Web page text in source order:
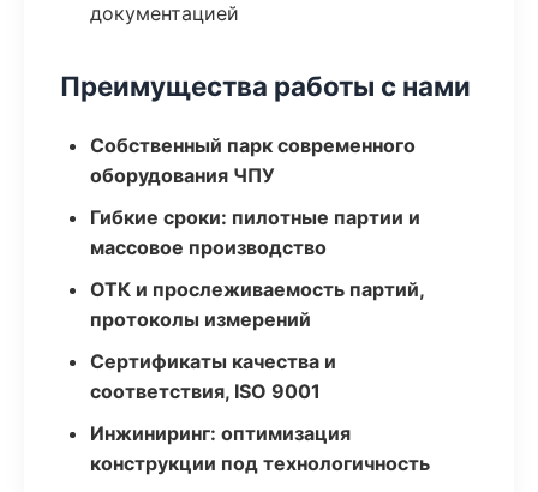
документацией
Преимущества работы с нами
Собственный парк современного
оборудования ЧПУ
Гибкие сроки: пилотные партии и
массовое производство
ОТК и прослеживаемость партий,
протоколы измерений
Сертификаты качества и
соответствия, ISO 9001
Инжиниринг: оптимизация
конструкции под технологичность